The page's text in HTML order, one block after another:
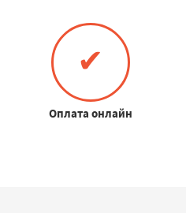
✔
Оплата онлайн